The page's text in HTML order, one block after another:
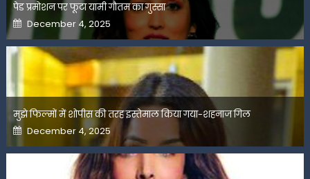
पेड प्रमोशन पर फूटा यामी गौतम का गुस्सा
Posted
on
December 4, 2025
मुझे फिल्मों में शोपीस की तरह इस्तेमाल किया गया-शहनाज गिल
Posted
on
December 4, 2025